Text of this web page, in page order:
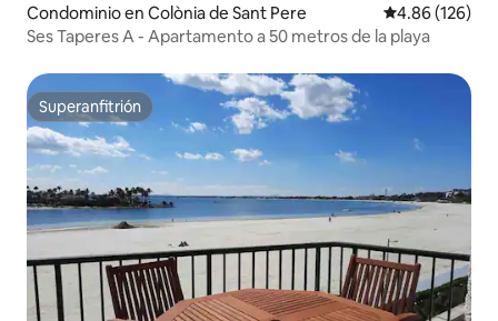
Condominio en Colònia de Sant Pere Calificación
4.86 (126)
Ses Taperes A - Apartamento a 50 metros de la playa
Superanfitrión
Superanfitrión